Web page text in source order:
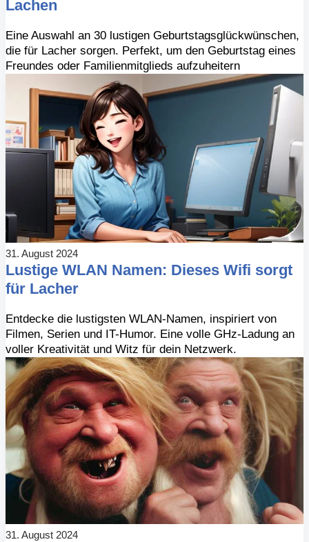
Lachen
Eine Auswahl an 30 lustigen Geburtstagsglückwünschen,
die für Lacher sorgen. Perfekt, um den Geburtstag eines
Freundes oder Familienmitglieds aufzuheitern
31. August 2024
Lustige WLAN Namen: Dieses Wifi sorgt
für Lacher
Entdecke die lustigsten WLAN-Namen, inspiriert von
Filmen, Serien und IT-Humor. Eine volle GHz-Ladung an
voller Kreativität und Witz für dein Netzwerk.
31. August 2024